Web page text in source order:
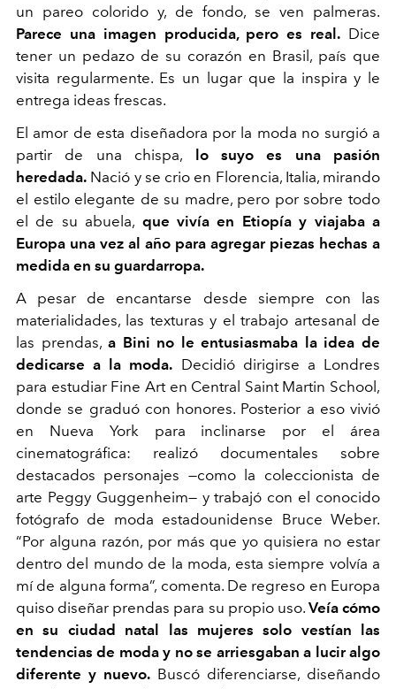
un pareo colorido y, de fondo, se ven palmeras.
Parece una imagen producida, pero es real. Dice
tener un pedazo de su corazón en Brasil, país que
visita regularmente. Es un lugar que la inspira y le
entrega ideas frescas.
El amor de esta diseñadora por la moda no surgió a
partir de una chispa,
lo suyo es una pasión
heredada. Nació y se crio en Florencia, Italia, mirando
el estilo elegante de su madre, pero por sobre todo
el de su abuela, que vivía en Etiopía y viajaba a
Europa una vez al año para agregar piezas hechas a
medida en su guardarropa.
A pesar de encantarse desde siempre con las
materialidades, las texturas y el trabajo artesanal de
las prendas,a Bini no le entusiasmaba la idea de
dedicarse a la moda. Decidió dirigirse a Londres
para estudiar Fine Art en Central Saint Martin School,
donde se graduó con honores. Posterior a eso vivió
en Nueva York para inclinarse por el área
cinematográfica: realizó documentales sobre
destacados personajes —como la coleccionista de
arte Peggy Guggenheim—y trabajó con el conocido
fotógrafo de moda estadounidense Bruce Weber.
“Por alguna razón, por más que yo quisiera no estar
dentro del mundo de la moda, esta siempre volvía a
mí de alguna forma”, comenta. De regreso en Europa
quiso diseñar prendas para su propio uso. Veía cómo
en su ciudad natal las mujeres solo vestían las
tendencias de moda y no se arriesgaban a lucir algo
diferente y nuevo. Buscó diferenciarse, diseñando